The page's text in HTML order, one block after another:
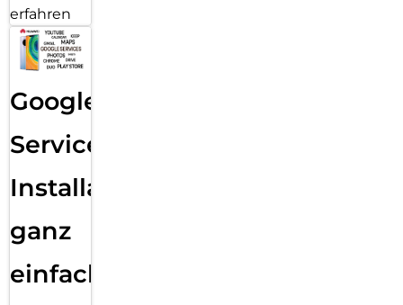
erfahren
Google
Services
Installation
ganz
einfach